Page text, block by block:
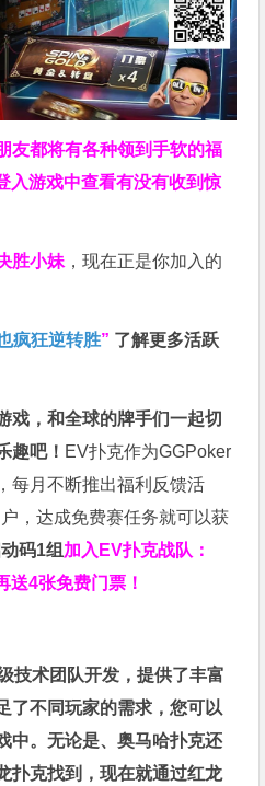
友都将有各种领到手软的福
入游戏中查看有没有收到惊
胜小妹 ，现在正是你加入的
疯狂逆转胜” 了解更多活跃
戏，和全球的牌手们一起切
趣吧！ EV扑克作为GGPoker
每月不断推出福利反馈活
，达成免费赛任务就可以获
码1组 加入EV扑克战队：
送4张免费门票！
技术团队开发，提供了丰富
了不同玩家的需求，您可以
中。无论是、奥马哈扑克还
扑克找到，现在就通过红龙